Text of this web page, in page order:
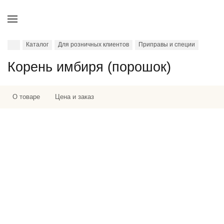
Каталог Для розничных клиентов Приправы и специи
Корень имбиря (порошок)
О товаре Цена и заказ